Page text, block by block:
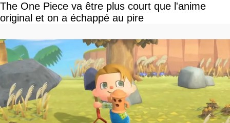
The One Piece va être plus court que l'anime
original et on a échappé au pire